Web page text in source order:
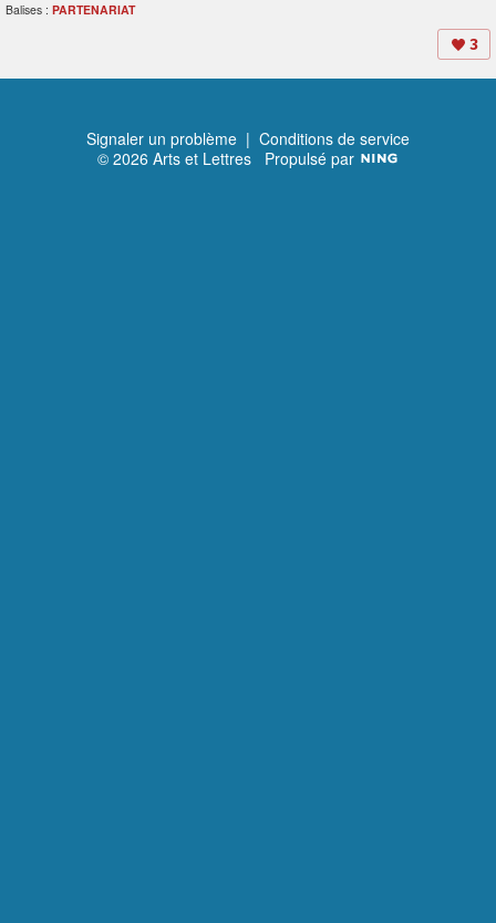
Balises : PARTENARIAT
3
Signaler un problème | Conditions de service
© 2026 Arts et Lettres Propulsé par